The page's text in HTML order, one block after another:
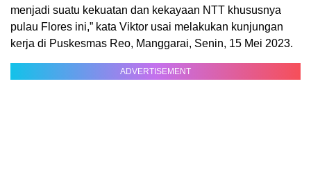
menjadi suatu kekuatan dan kekayaan NTT khususnya
pulau Flores ini,” kata Viktor usai melakukan kunjungan
kerja di Puskesmas Reo, Manggarai, Senin, 15 Mei 2023.
ADVERTISEMENT